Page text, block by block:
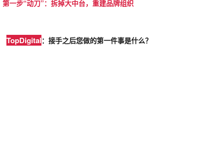
第一步“动刀”：拆掉大中台，重建品牌组织
TopDigital：接手之后您做的第一件事是什么？